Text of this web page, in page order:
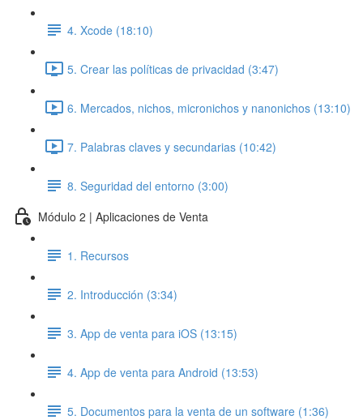
4. Xcode (18:10)
5. Crear las políticas de privacidad (3:47)
6. Mercados, nichos, micronichos y nanonichos (13:10)
7. Palabras claves y secundarias (10:42)
8. Seguridad del entorno (3:00)
Módulo 2 | Aplicaciones de Venta
1. Recursos
2. Introducción (3:34)
3. App de venta para iOS (13:15)
4. App de venta para Android (13:53)
5. Documentos para la venta de un software (1:36)